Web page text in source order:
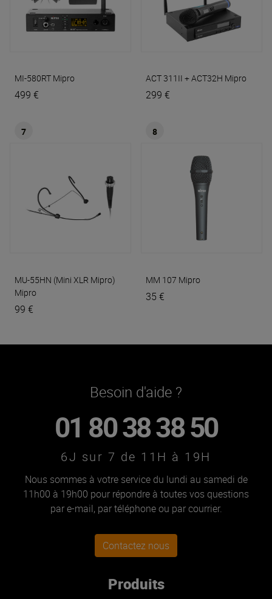
MI-580RT Mipro
499 €
ACT 311II + ACT32H Mipro
299 €
7
MU-55HN (Mini XLR Mipro)
Mipro
99 €
8
MM 107 Mipro
35 €
Besoin d'aide ?
01 80 38 38 50
6J sur 7 de 11H à 19H
Nous sommes à votre service du lundi au samedi de
11h00 à 19h00 pour répondre à toutes vos questions
par e-mail, par téléphone ou par courrier.
Contactez nous
Produits